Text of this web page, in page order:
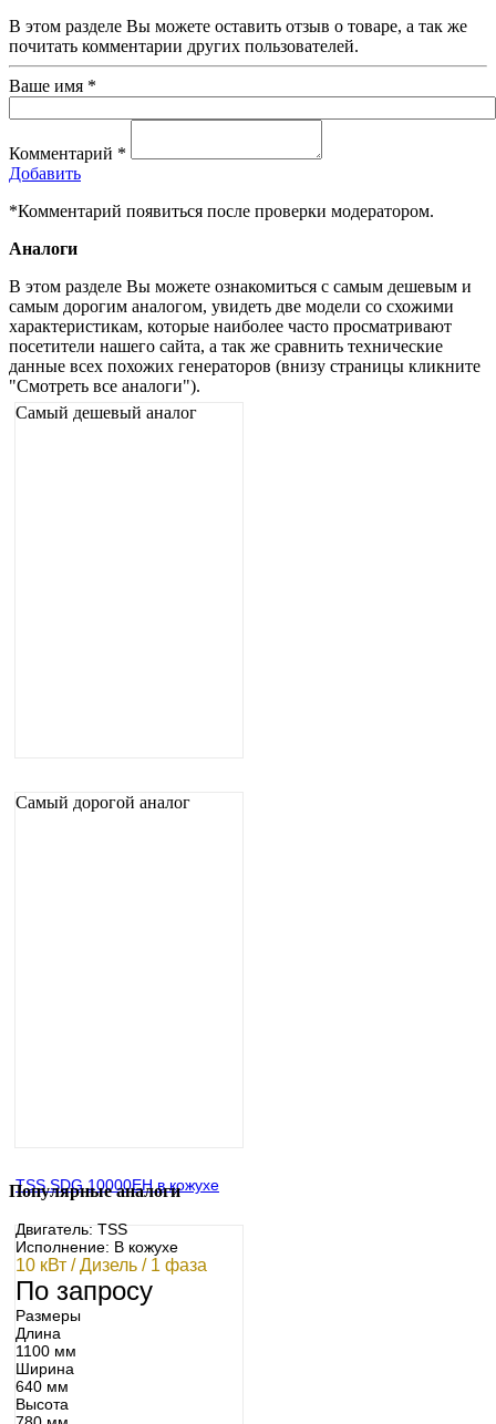
В этом разделе Вы можете оставить отзыв о товаре, а так же
почитать комментарии других пользователей.
Ваше имя *
Комментарий *
Добавить
*Комментарий появиться после проверки модератором.
Аналоги
В этом разделе Вы можете ознакомиться с самым дешевым и
самым дорогим аналогом, увидеть две модели со схожими
характеристикам, которые наиболее часто просматривают
посетители нашего сайта, а так же сравнить технические
данные всех похожих генераторов (внизу страницы кликните
"Смотреть все аналоги").
Самый дешевый аналог
TSS SDG 10000EH в кожухе
Двигатель: TSS
Исполнение: В кожухе
10 кВт / Дизель / 1 фаза
По запросу
Размеры
Длина
1100 мм
Ширина
640 мм
Высота
Самый дорогой аналог
Популярные аналоги